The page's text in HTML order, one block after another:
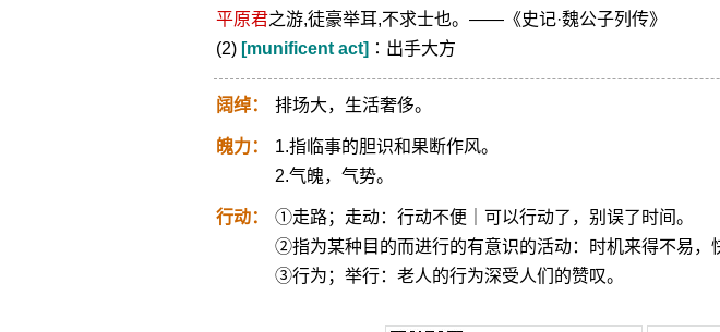
平原君之游,徒豪举耳,不求士也。——《史记·魏公子列传》
(2) [munificent act] ∶出手大方
阔绰： 排场大，生活奢侈。
魄力：
1.指临事的胆识和果断作风。
2.气魄，气势。
行动：
①走路；走动：行动不便｜可以行动了，别误了时间。
②指为某种目的而进行的有意识的活动：时机来得不易，
③行为；举行：老人的行为深受人们的赞叹。